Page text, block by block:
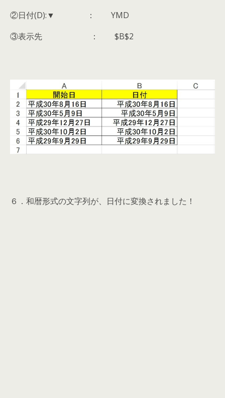
②日付(D):▼ ： YMD
③表示先 ： $B$2
６．和暦形式の文字列が、日付に変換されました！